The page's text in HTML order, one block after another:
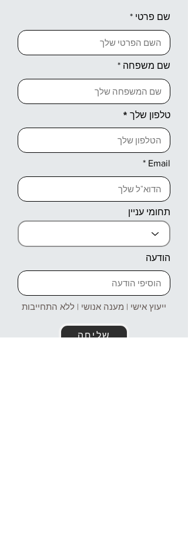
שם פרטי
שם משפחה
טלפון שלך
Email
תחומי עניין
הודעה
ייעוץ אישי | מענה אנושי | ללא התחייבות
שליחה